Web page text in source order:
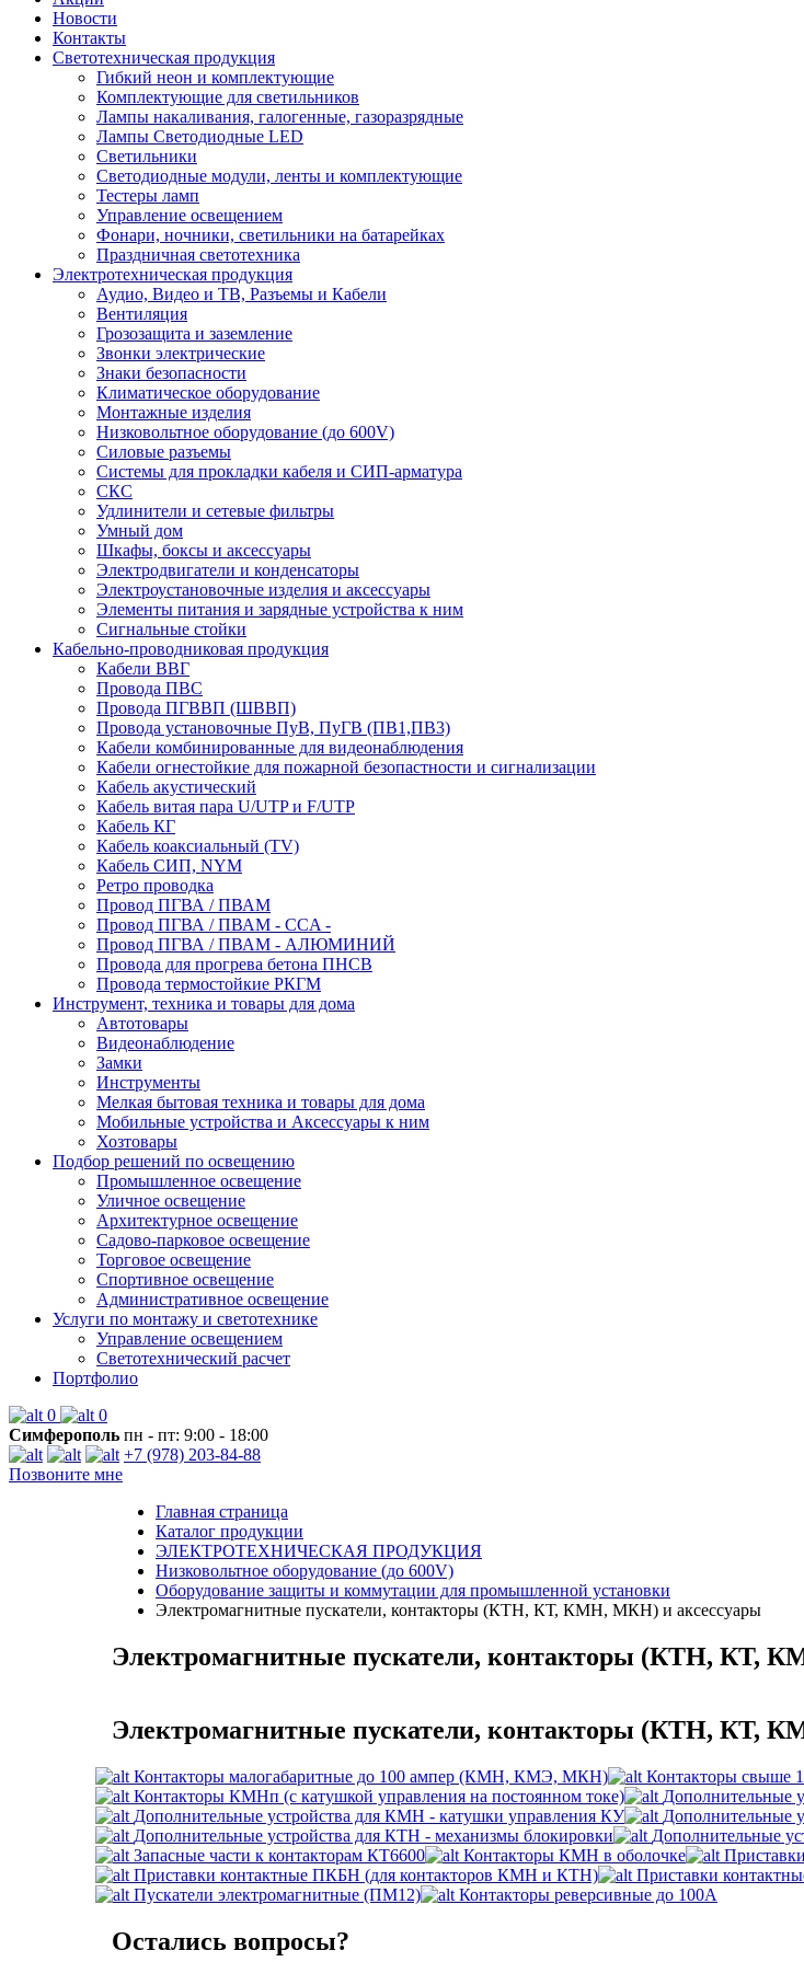
Новости
Контакты
Светотехническая продукция
Гибкий неон и комплектующие
Комплектующие для светильников
Лампы накаливания, галогенные, газоразрядные
Лампы Светодиодные LED
Светильники
Светодиодные модули, ленты и комплектующие
Тестеры ламп
Управление освещением
Фонари, ночники, светильники на батарейках
Праздничная светотехника
Электротехническая продукция
Аудио, Видео и ТВ, Разъемы и Кабели
Вентиляция
Грозозащита и заземление
Звонки электрические
Знаки безопасности
Климатическое оборудование
Монтажные изделия
Низковольтное оборудование (до 600V)
Силовые разъемы
Системы для прокладки кабеля и СИП-арматура
СКС
Удлинители и сетевые фильтры
Умный дом
Шкафы, боксы и аксессуары
Электродвигатели и конденсаторы
Электроустановочные изделия и аксессуары
Элементы питания и зарядные устройства к ним
Сигнальные стойки
Кабельно-проводниковая продукция
Кабели ВВГ
Провода ПВС
Провода ПГВВП (ШВВП)
Провода установочные ПуВ, ПуГВ (ПВ1,ПВ3)
Кабели комбинированные для видеонаблюдения
Кабели огнестойкие для пожарной безопастности и сигнализации
Кабель акустический
Кабель витая пара U/UTP и F/UTP
Кабель КГ
Кабель коаксиальный (TV)
Кабель СИП, NYM
Ретро проводка
Провод ПГВА / ПВАМ
Провод ПГВА / ПВАМ - CCA -
Провод ПГВА / ПВАМ - АЛЮМИНИЙ
Провода для прогрева бетона ПНСВ
Провода термостойкие РКГМ
Инструмент, техника и товары для дома
Автотовары
Видеонаблюдение
Замки
Инструменты
Мелкая бытовая техника и товары для дома
Мобильные устройства и Аксессуары к ним
Хозтовары
Подбор решений по освещению
Промышленное освещение
Уличное освещение
Архитектурное освещение
Садово-парковое освещение
Торговое освещение
Спортивное освещение
Административное освещение
Услуги по монтажу и светотехнике
Управление освещением
Светотехнический расчет
Портфолио
0
0
Симферополь пн - пт: 9:00 - 18:00
+7 (978) 203-84-88
Позвоните мне
Главная страница
Каталог продукции
ЭЛЕКТРОТЕХНИЧЕСКАЯ ПРОДУКЦИЯ
Низковольтное оборудование (до 600V)
Оборудование защиты и коммутации для промышленной установки
Электромагнитные пускатели, контакторы (КТН, КТ, КМН, МКН) и аксессуары
Электромагнитные пускатели, контакторы (КТН, КТ,
Электромагнитные пускатели, контакторы (КТН, КТ,
Контакторы малогабаритные до 100 ампер (КМН, КМЭ, МКН) Контакторы свыше
Контакторы КМНп (с катушкой управления на постоянном токе)
Дополнительные
Дополнительные устройства для КМН - катушки управления КУ
Дополнительные
Дополнительные устройства для КТН - механизмы блокировки
Дополнительные
Запасные части к контакторам КТ6600
Контакторы КМН в оболочке
Приставки контактные ПКБН (для контакторов КМН и КТН)
Приставки
Пускатели электромагнитные (ПМ12)
Контакторы реверсивные до 100А
Остались вопросы?